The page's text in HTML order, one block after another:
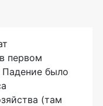
первом
Падение было
(там